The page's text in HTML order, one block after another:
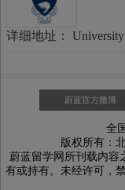
详细地址：
蔚蓝官方微博
全
版权所有：
蔚蓝留学网所刊载内容
有或持有。未经许可，